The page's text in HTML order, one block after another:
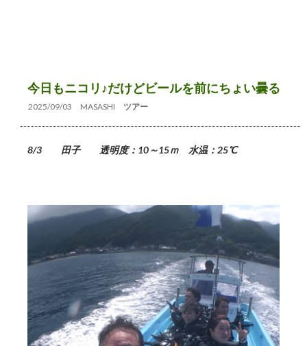
今日もニコリ♪だけどビールを前にちょい曇る
2025/09/03 MASASHI ツアー
8/3 田子 透明度：10～15ｍ 水温：25℃